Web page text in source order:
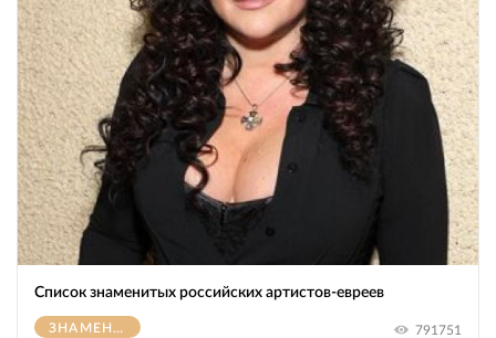
Список знаменитых российских артистов-евреев
ЗНАМЕНИТОСТИ 791751